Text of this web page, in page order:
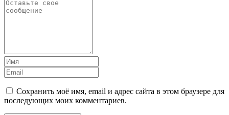
Сохранить моё имя, email и адрес сайта в этом браузере для
последующих моих комментариев.